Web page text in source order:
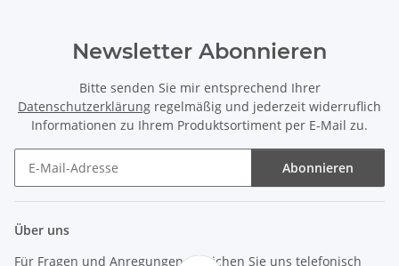
Newsletter Abonnieren
Bitte senden Sie mir entsprechend Ihrer
Datenschutzerklärung regelmäßig und jederzeit widerruflich
Informationen zu Ihrem Produktsortiment per E-Mail zu.
Abonnieren
Über uns
Für Fragen und Anregungen erreichen Sie uns telefonisch